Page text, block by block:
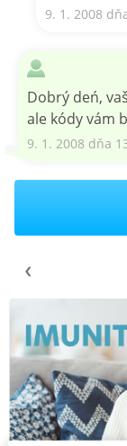
9. 1. 2008
Dobrý deń,
ale kódy vám
9. 1. 2008 dňa